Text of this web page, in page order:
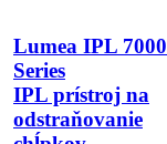
Lumea IPL 7000
Series
IPL prístroj na
odstraňovanie